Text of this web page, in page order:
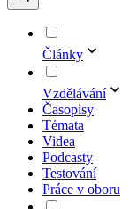
Články
Vzdělávání
Časopisy
Témata
Videa
Podcasty
Testování
Práce v oboru